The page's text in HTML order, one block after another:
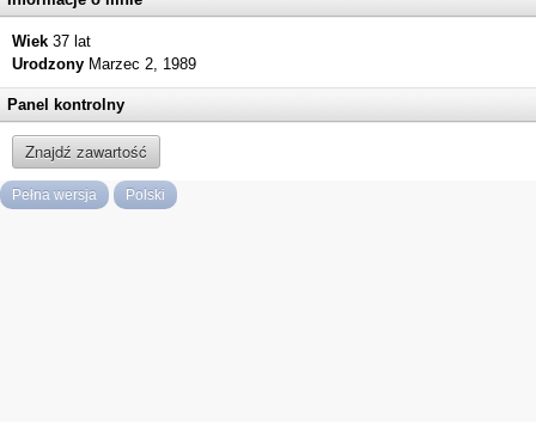
Wiek 37 lat
Urodzony Marzec 2, 1989
Panel kontrolny
Znajdź zawartość
Pełna wersja Polski